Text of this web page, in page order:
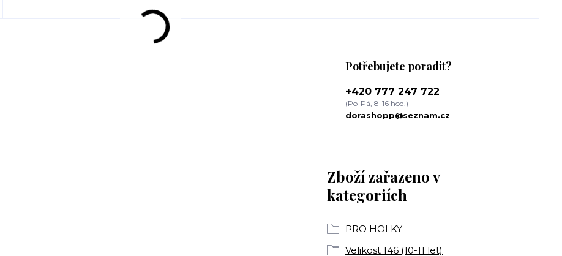
Zboží zařazeno v
kategoriích
PRO HOLKY
Velikost 146 (10-11 let)
Potřebujete poradit?
+420 777 247 722
(Po-Pá, 8-16 hod.)
dorashopp@seznam.cz